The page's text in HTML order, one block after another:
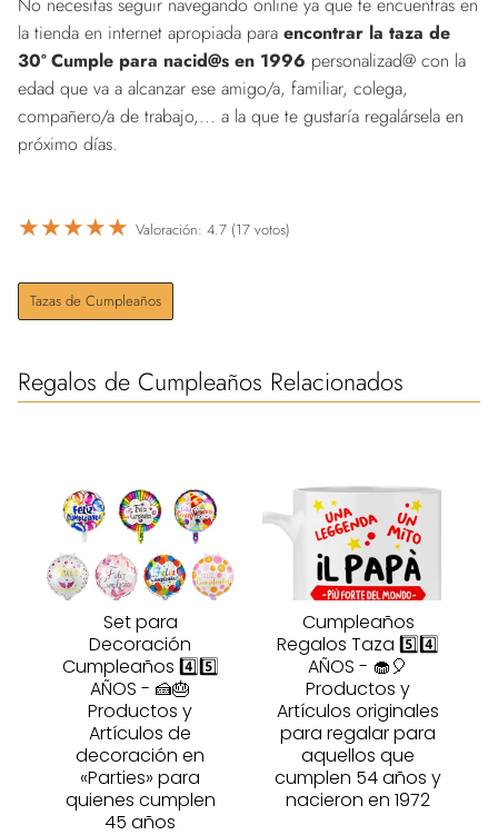
la tienda en internet apropiada para encontrar la taza de
30º Cumple para nacid@s en 1996 personalizad@ con la
edad que va a alcanzar ese amigo/a, familiar, colega,
compañero/a de trabajo,... a la que te gustaría regalársela en
próximo días.
★★★★★ Valoración: 4.7 (17 votos)
Tazas de Cumpleaños
Regalos de Cumpleaños Relacionados
Set para
Decoración
Cumpleaños 4️⃣5️⃣
AÑOS - 🍰🎂
Productos y
Artículos de
decoración en
«Parties» para
quienes cumplen
45 años
Cumpleaños
Regalos Taza 5️⃣4️⃣
AÑOS - 🧁🎈
Productos y
Artículos originales
para regalar para
aquellos que
cumplen 54 años y
nacieron en 1972